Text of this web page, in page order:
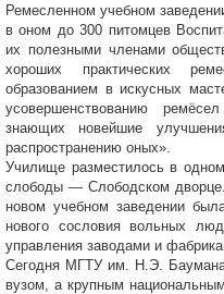
Ремесленном учебном
в оном до 300 питомцев
их полезными членами
хороших практических
образованием в искусных
усовершенствованию
знающих новейшие
распространению оных».
Училище разместилось в
слободы — Слободском
новом учебном заведении
нового сословия вольных
управления заводами и
Сегодня МГТУ им. Н.Э.
вузом, а крупным